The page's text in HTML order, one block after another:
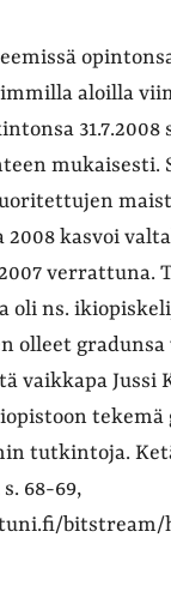
aloilla
31.7.2008
mukaisesti.
2008 kasvoi
verrattuna.
oli ns.
olleet gradunsa
vaikkapa Jussi
tekemä
tutkintoja.
68-69,
bitstream/